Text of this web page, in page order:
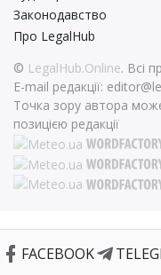
FACEBOOK
© LegalHub.Online. Всі
E-mail редакції:
Точка зору автора
позицією редакції
Законодавство
Про LegalHub